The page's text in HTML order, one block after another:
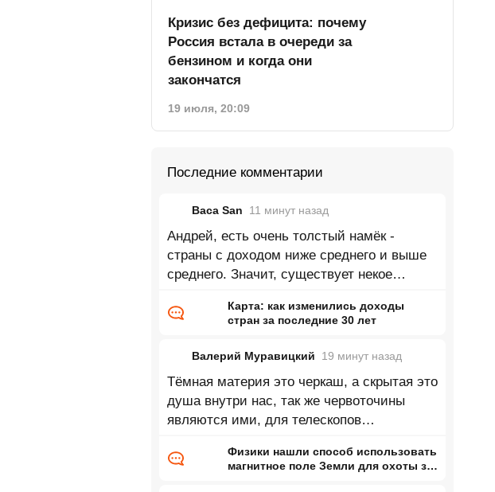
Кризис без дефицита: почему
Россия встала в очереди за
бензином и когда они
закончатся
19 июля, 20:09
Последние комментарии
Baca San 11 минут назад
Андрей, есть очень толстый намёк -
страны с доходом ниже среднего и выше
среднего. Значит, существует некое
Карта: как изменились доходы
стран за последние 30 лет
Валерий Муравицкий 19 минут назад
Тёмная материя это черкаш, а скрытая это
душа внутри нас, так же червоточины
являются ими, для телескопов
Физики нашли способ использовать
магнитное поле Земли для охоты за